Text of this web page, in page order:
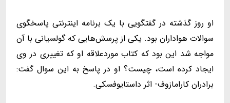
او روز گذشته در گفتگویی با یک برنامه اینترنتی پاسخگوی
سوالات هواداران بود. یکی از پرسش‌هایی که گولسیانی با آن
مواجه شد این بود که کتاب موردعلاقه او که تغییری در وی
ایجاد کرده است، چیست؟ او در پاسخ به این سوال گفت:
برادران کارامازوف- اثر داستایوفسکی.